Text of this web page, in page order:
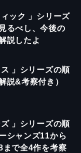
ィック 」シリーズ
るべし、今後の
説したよ
ス 」シリーズの順
説&考察付き）
ズ 」シリーズの順
シャンズ11から
まで全4作を考察